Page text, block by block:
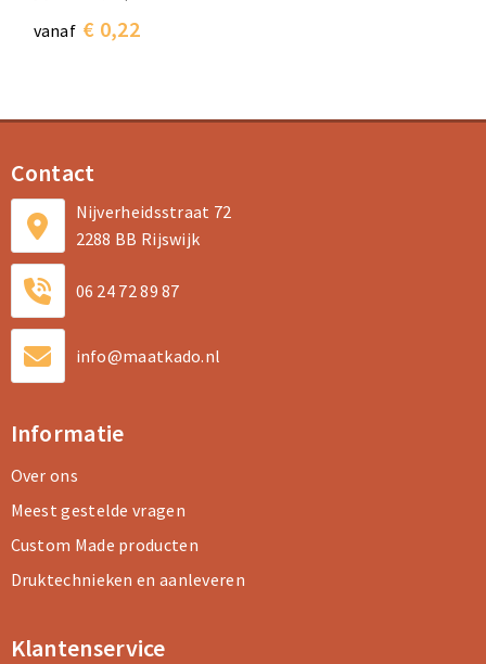
vanaf € 0,22
Contact
Nijverheidsstraat 72
2288 BB Rijswijk
06 24 72 89 87
info@maatkado.nl
Informatie
Over ons
Meest gestelde vragen
Custom Made producten
Druktechnieken en aanleveren
Klantenservice